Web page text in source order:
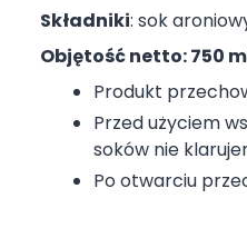
Składniki: sok
Objętość netto: 750
Produkt
Przed użyciem
soków nie
Po otwarciu